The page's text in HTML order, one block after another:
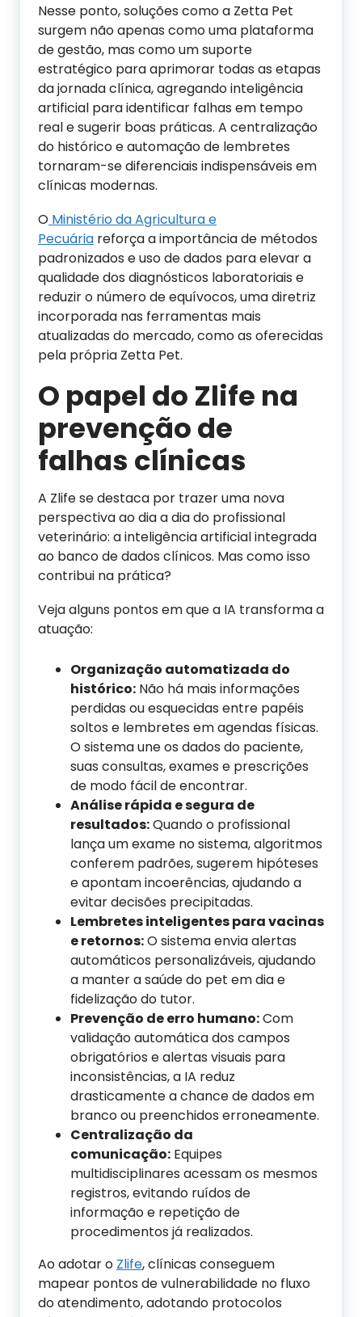
Nesse ponto, soluções como a Zetta Pet
surgem não apenas como uma plataforma
de gestão, mas como um suporte
estratégico para aprimorar todas as etapas
da jornada clínica, agregando inteligência
artificial para identificar falhas em tempo
real e sugerir boas práticas. A centralização
do histórico e automação de lembretes
tornaram-se diferenciais indispensáveis em
clínicas modernas.
O Ministério da Agricultura e
Pecuária reforça a importância de métodos
padronizados e uso de dados para elevar a
qualidade dos diagnósticos laboratoriais e
reduzir o número de equívocos, uma diretriz
incorporada nas ferramentas mais
atualizadas do mercado, como as oferecidas
pela própria Zetta Pet.
O papel do Zlife na
prevenção de
falhas clínicas
A Zlife se destaca por trazer uma nova
perspectiva ao dia a dia do profissional
veterinário: a inteligência artificial integrada
ao banco de dados clínicos. Mas como isso
contribui na prática?
Veja alguns pontos em que a IA transforma a
atuação:
Organização automatizada do
histórico: Não há mais informações
perdidas ou esquecidas entre papéis
soltos e lembretes em agendas físicas.
O sistema une os dados do paciente,
suas consultas, exames e prescrições
de modo fácil de encontrar.
Análise rápida e segura de
resultados:Quando o profissional
lança um exame no sistema, algoritmos
conferem padrões, sugerem hipóteses
e apontam incoerências, ajudando a
evitar decisões precipitadas.
Lembretes inteligentes para vacinas
e retornos:O sistema envia alertas
automáticos personalizáveis, ajudando
a manter a saúde do pet em dia e
fidelização do tutor.
Prevenção de erro humano:Com
validação automática dos campos
obrigatórios e alertas visuais para
inconsistências, a IA reduz
drasticamente a chance de dados em
branco ou preenchidos erroneamente.
Centralização da
comunicação: Equipes
multidisciplinares acessam os mesmos
registros, evitando ruídos de
informação e repetição de
procedimentos já realizados.
Ao adotar o Zlife, clínicas conseguem
mapear pontos de vulnerabilidade no fluxo
do atendimento, adotando protocolos